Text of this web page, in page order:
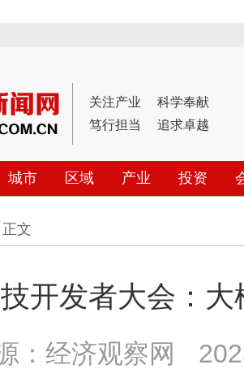
关注产业
科学奉献
笃行担当
追求卓越
城市 区域 产业 投资
文
开发者大会：
：经济观察网